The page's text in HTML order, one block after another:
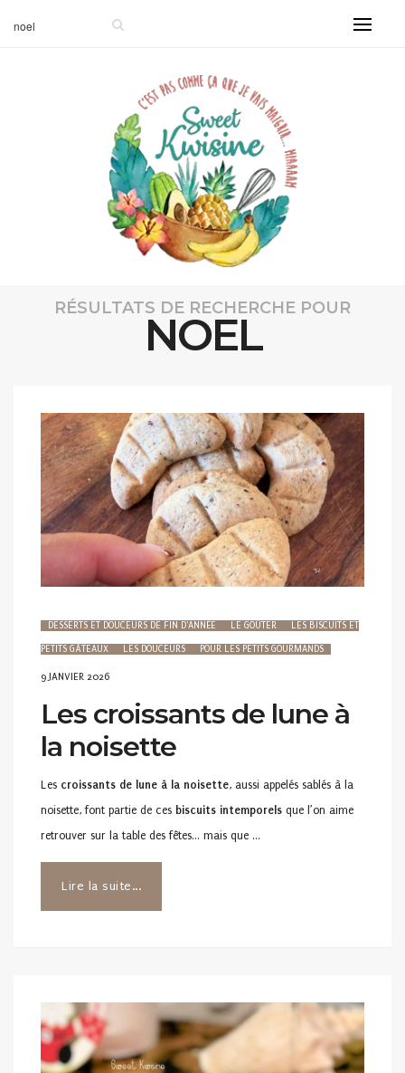
RÉSULTATS DE RECHERCHE POUR
NOEL
DESSERTS ET DOUCEURS DE FIN D'ANNÉE LE GOÛTER LES BISCUITS ET
PETITS GÂTEAUX LES DOUCEURS POUR LES PETITS GOURMANDS
POSTED
9 JANVIER 2026
Les croissants de lune à
la noisette
Les croissants de lune à la noisette, aussi appelés sablés à la
noisette, font partie de ces biscuits intemporels que l’on aime
retrouver sur la table des fêtes… mais que …
Lire la suite...